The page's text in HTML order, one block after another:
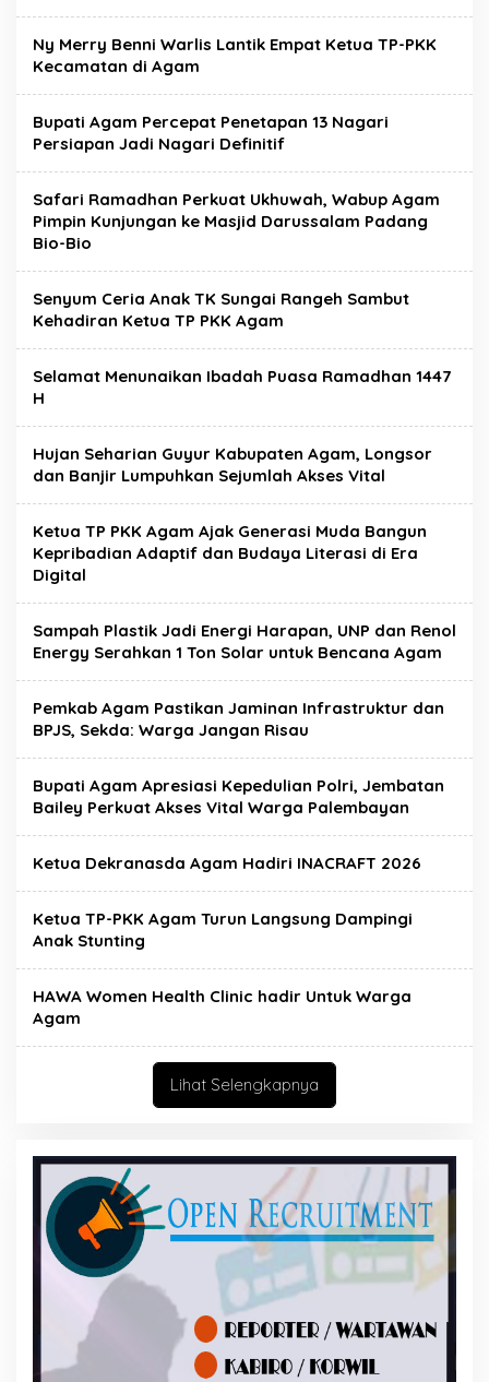
Ny Merry Benni Warlis Lantik Empat Ketua TP-PKK
Kecamatan di Agam
Bupati Agam Percepat Penetapan 13 Nagari
Persiapan Jadi Nagari Definitif
Safari Ramadhan Perkuat Ukhuwah, Wabup Agam
Pimpin Kunjungan ke Masjid Darussalam Padang
Bio-Bio
Senyum Ceria Anak TK Sungai Rangeh Sambut
Kehadiran Ketua TP PKK Agam
Selamat Menunaikan Ibadah Puasa Ramadhan 1447
H
Hujan Seharian Guyur Kabupaten Agam, Longsor
dan Banjir Lumpuhkan Sejumlah Akses Vital
Ketua TP PKK Agam Ajak Generasi Muda Bangun
Kepribadian Adaptif dan Budaya Literasi di Era
Digital
Sampah Plastik Jadi Energi Harapan, UNP dan Renol
Energy Serahkan 1 Ton Solar untuk Bencana Agam
Pemkab Agam Pastikan Jaminan Infrastruktur dan
BPJS, Sekda: Warga Jangan Risau
Bupati Agam Apresiasi Kepedulian Polri, Jembatan
Bailey Perkuat Akses Vital Warga Palembayan
Ketua Dekranasda Agam Hadiri INACRAFT 2026
Ketua TP-PKK Agam Turun Langsung Dampingi
Anak Stunting
HAWA Women Health Clinic hadir Untuk Warga
Agam
Lihat Selengkapnya